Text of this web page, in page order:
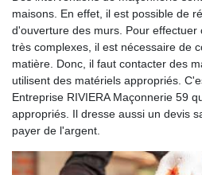
maisons. En effet, il est possible de
d'ouverture des murs. Pour effectuer
très complexes, il est nécessaire de
matière. Donc, il faut contacter des
utilisent des matériels appropriés.
Entreprise RIVIERA Maçonnerie 59
appropriés. Il dresse aussi un devis
payer de l'argent.